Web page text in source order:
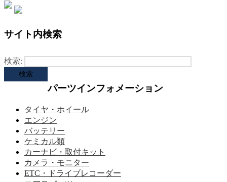
サイト内検索
検索:
パーツインフォメーション
タイヤ・ホイール
エンジン
バッテリー
ケミカル類
カーナビ・取付キット
カメラ・モニター
ETC・ドライブレコーダー